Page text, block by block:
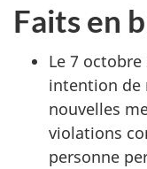
Faits en
Le 7 octobre
intention de
nouvelles
violations
personne